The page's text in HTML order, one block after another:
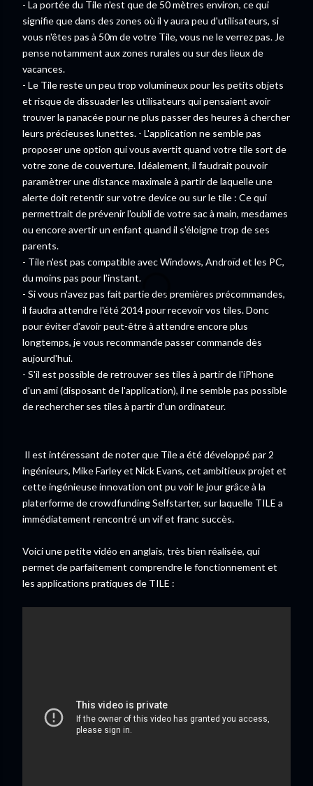
- La portée du Tile n'est que de 50 mètres environ, ce qui
signifie que dans des zones où il y aura peu d'utilisateurs, si
vous n'êtes pas à 50m de votre Tile, vous ne le verrez pas. Je
pense notamment aux zones rurales ou sur des lieux de
vacances.
- Le Tile reste un peu trop volumineux pour les petits objets
et risque de dissuader les utilisateurs qui pensaient avoir
trouver la panacée pour ne plus passer des heures à chercher
leurs précieuses lunettes. - L'application ne semble pas
proposer une option qui vous avertit quand votre tile sort de
votre zone de couverture. Idéalement, il faudrait pouvoir
paramètrer une distance maximale à partir de laquelle une
alerte doit retentir sur votre device ou sur le tile : Ce qui
permettrait de prévenir l'oubli de votre sac à main, mesdames
ou encore avertir un enfant quand il s'éloigne trop de ses
parents.
- Tile n'est pas compatible avec Windows, Androïd et les PC,
du moins pas pour l'instant.
- Si vous n'avez pas fait partie des premières précommandes,
il faudra attendre l'été 2014 pour recevoir vos tiles. Donc
pour éviter d'avoir peut-être à attendre encore plus
longtemps, je vous recommande passer commande dès
aujourd'hui.
- S'il est possible de retrouver ses tiles à partir de l'iPhone
d'un ami (disposant de l'application), il ne semble pas possible
de rechercher ses tiles à partir d'un ordinateur.
Il est intéressant de noter que Tile a été développé par 2
ingénieurs, Mike Farley et Nick Evans, cet ambitieux projet et
cette ingénieuse innovation ont pu voir le jour grâce à la
platerforme de crowdfunding Selfstarter, sur laquelle TILE a
immédiatement rencontré un vif et franc succès.
Voici une petite vidéo en anglais, très bien réalisée, qui
permet de parfaitement comprendre le fonctionnement et
les applications pratiques de TILE :